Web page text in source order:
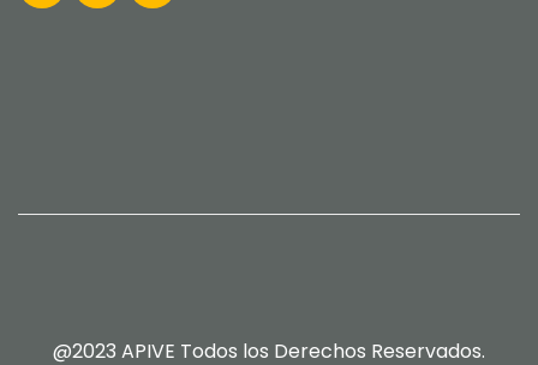
@2023 APIVE Todos los Derechos Reservados.